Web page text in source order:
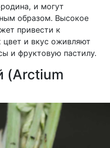
и могут
образом. Высокое
привести к
и вкус оживляют
и фруктовую пастилу.
(Arctium